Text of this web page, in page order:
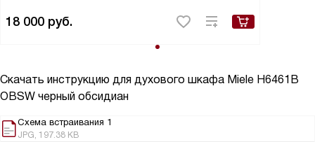
18 000 руб.
Скачать инструкцию для духового шкафа Miele H6461B
OBSW черный обсидиан
Схема встраивания 1
JPG, 197.38 KB